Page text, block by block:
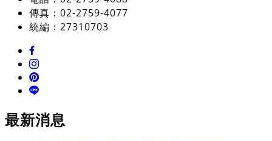
傳真：02-2759-4077
統編：27310703
最新消息